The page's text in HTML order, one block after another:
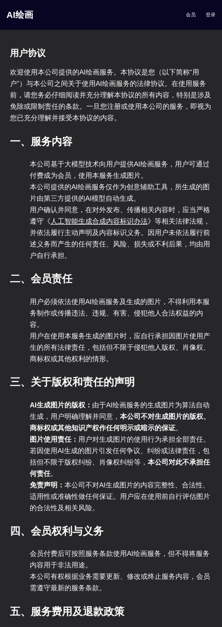
AI绘画 会员 登录
用户协议
欢迎使用本公司提供的AI绘画服务。本协议是您（以下简称“用
户”）与本公司之间关于使用AI绘画服务的法律协议。在使用服务
前，请您务必仔细阅读并充分理解本协议的所有内容，特别是涉及
免除或限制责任的条款。一旦您注册或使用本公司的服务，即视为
您已充分理解并接受本协议的内容。
一、服务内容
本公司基于大模型技术向用户提供AI绘画服务，用户可通过
付费成为会员，使用本服务生成图片。
本公司提供的AI绘画服务仅作为创意辅助工具，所生成的图
片由第三方提供的AI模型自动生成。
用户确认并同意，在对外发布、传播相关内容时，应当严格
遵守《 人工智能生成合成内容标识办法》等相关法律法规，
并依法履行主动声明及内容标识义务。因用户未依法履行前
述义务而产生的任何责任、风险、损失或不利后果，均由用
户自行承担。
二、会员责任
用户必须依法使用AI绘画服务及生成的图片，不得利用本服
务制作或传播违法、违规、有害、侵犯他人合法权益的内
容。
用户在使用本服务生成的图片时，应自行承担因图片使用产
生的所有法律责任，包括但不限于侵犯他人版权、肖像权、
商标权或其他权利的情形。
三、关于版权和责任的声明
AI生成图片的版权： 由于AI绘画服务的生成图片为算法自动
生成，用户明确理解并同意， 本公司不对生成图片的版权、
商标权或其他知识产权作任何明示或暗示的保证。
图片使用责任： 用户对生成图片的使用行为承担全部责任。
若因使用AI生成的图片引发任何争议、纠纷或法律责任，包
括但不限于版权纠纷、肖像权纠纷等， 本公司对此不承担任
何责任。
免责声明： 本公司不对AI生成图片的内容完整性、合法性、
适用性或准确性做任何保证。用户应在使用前自行评估图片
的合法性及相关风险。
四、会员权利与义务
会员付费后可按照服务条款使用AI绘画服务，但不得将服务
内容用于非法用途。
本公司有权根据业务需要更新、修改或终止服务内容，会员
需遵守最新的服务条款。
五、服务费用及退款政策